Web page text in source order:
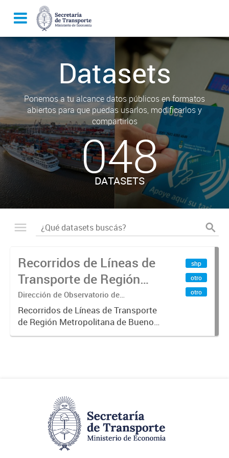
Datasets
Ponemos a tu alcance datos públicos en formatos
abiertos para que puedas usarlos, modificarlos y
compartirlos
048
DATASETS
Recorridos de Líneas de
Transporte de Región
Metropolitana de
Buenos Aires (RMBA)
Dirección de Observatorio de
Transporte, Estudio y Sistemas
Recorridos de Líneas de Transporte
de Región Metropolitana de Buenos
Aires (RMBA).-
shp
otro
otro